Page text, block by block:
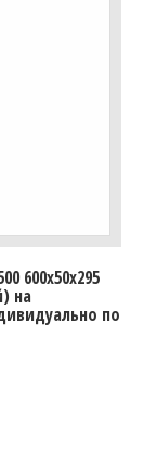
600x50x295
на
по